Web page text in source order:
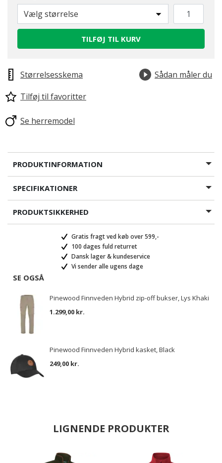
Vælg størrelse
TILFØJ TIL KURV
Størrelsesskema
Sådan måler du
Tilføj til favoritter
Se herremodel
PRODUKTINFORMATION
SPECIFIKATIONER
PRODUKTSIKKERHED
Gratis fragt ved køb over 599,-
100 dages fuld returret
Dansk lager & kundeservice
Vi sender alle ugens dage
SE OGSÅ
Pinewood Finnveden Hybrid zip-off bukser, Lys Khaki
1.299,00 kr.
Pinewood Finnveden Hybrid kasket, Black
249,00 kr.
LIGNENDE PRODUKTER